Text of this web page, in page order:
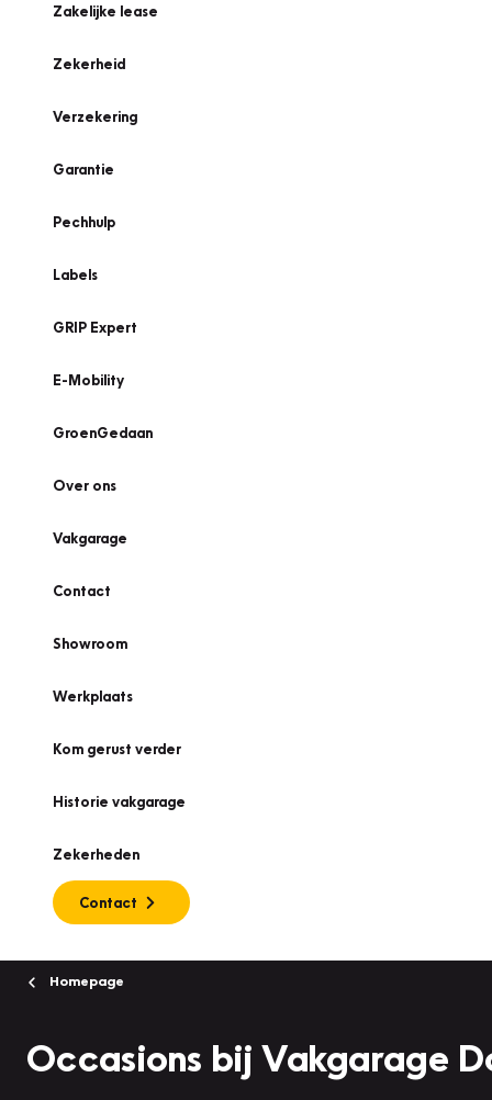
Zakelijke lease
Zekerheid
Verzekering
Garantie
Pechhulp
Labels
GRIP Expert
E-Mobility
GroenGedaan
Over ons
Vakgarage
Contact
Showroom
Werkplaats
Kom gerust verder
Historie vakgarage
Zekerheden
Contact
Homepage
Occasions bij Vakgarage